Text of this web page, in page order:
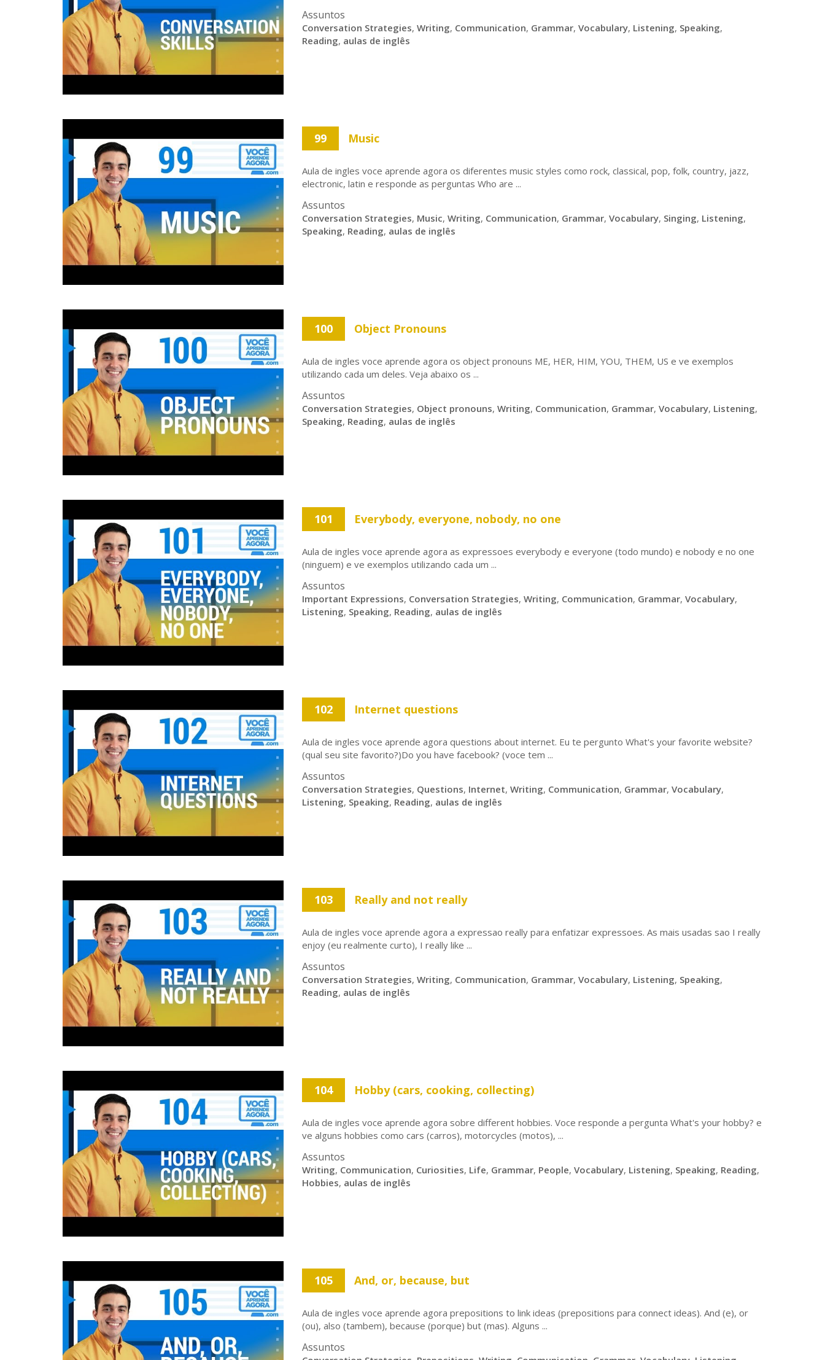
Assuntos
Conversation Strategies, Writing, Communication, Grammar, Vocabulary, Listening, Speaking,
Reading, aulas de inglês
99 Music
Aula de ingles voce aprende agora os diferentes music styles como rock, classical, pop, folk, country, jazz,
electronic, latin e responde as perguntas Who are ...
Assuntos
Conversation Strategies, Music, Writing, Communication, Grammar, Vocabulary, Singing, Listening,
Speaking, Reading, aulas de inglês
100 Object Pronouns
Aula de ingles voce aprende agora os object pronouns ME, HER, HIM, YOU, THEM, US e ve exemplos
utilizando cada um deles. Veja abaixo os ...
Assuntos
Conversation Strategies, Object pronouns, Writing, Communication, Grammar, Vocabulary, Listening,
Speaking, Reading, aulas de inglês
101 Everybody, everyone, nobody, no one
Aula de ingles voce aprende agora as expressoes everybody e everyone (todo mundo) e nobody e no one
(ninguem) e ve exemplos utilizando cada um ...
Assuntos
Important Expressions, Conversation Strategies, Writing, Communication, Grammar, Vocabulary,
Listening, Speaking, Reading, aulas de inglês
102 Internet questions
Aula de ingles voce aprende agora questions about internet. Eu te pergunto What's your favorite website?
(qual seu site favorito?)Do you have facebook? (voce tem ...
Assuntos
Conversation Strategies, Questions, Internet, Writing, Communication, Grammar, Vocabulary,
Listening, Speaking, Reading, aulas de inglês
103 Really and not really
Aula de ingles voce aprende agora a expressao really para enfatizar expressoes. As mais usadas sao I really
enjoy (eu realmente curto), I really like ...
Assuntos
Conversation Strategies, Writing, Communication, Grammar, Vocabulary, Listening, Speaking,
Reading, aulas de inglês
104 Hobby (cars, cooking, collecting)
Aula de ingles voce aprende agora sobre different hobbies. Voce responde a pergunta What's your hobby? e
ve alguns hobbies como cars (carros), motorcycles (motos), ...
Assuntos
Writing, Communication, Curiosities, Life, Grammar, People, Vocabulary, Listening, Speaking, Reading,
Hobbies, aulas de inglês
105 And, or, because, but
Aula de ingles voce aprende agora prepositions to link ideas (prepositions para connect ideas). And (e), or
(ou), also (tambem), because (porque) but (mas). Alguns ...
Assuntos